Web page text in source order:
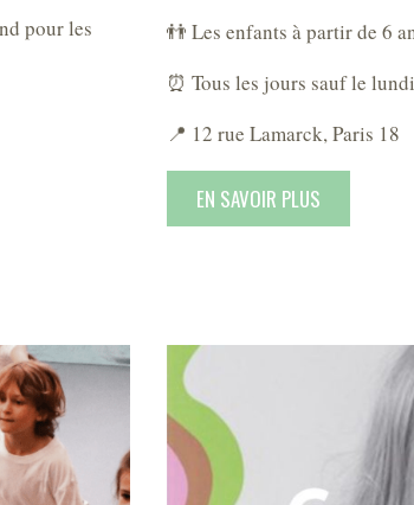
pour les
👬 Les enfants à partir de 6
⏰ Tous les jours sauf le lundi
📍 12 rue Lamarck, Paris 18
EN SAVOIR PLUS